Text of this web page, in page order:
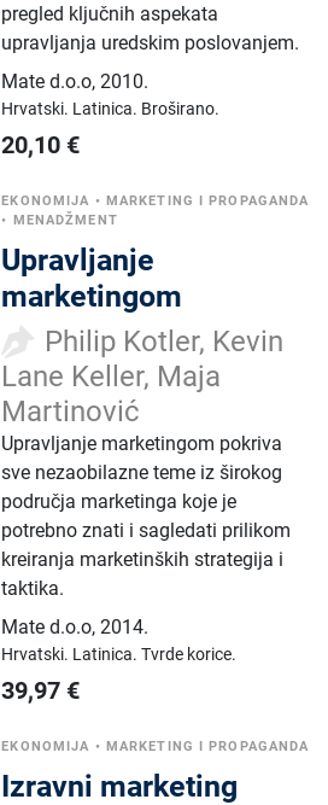
pregled ključnih aspekata
upravljanja uredskim poslovanjem.
Mate d.o.o,2010.
Hrvatski. Latinica. Broširano.
20,10 €
EKONOMIJA • MARKETING I PROPAGANDA
• MENADŽMENT
Upravljanje
marketingom
Philip Kotler, Kevin
Lane Keller, Maja
Martinović
Upravljanje marketingom pokriva
sve nezaobilazne teme iz širokog
područja marketinga koje je
potrebno znati i sagledati prilikom
kreiranja marketinških strategija i
taktika.
Mate d.o.o,2014.
Hrvatski. Latinica.Tvrde korice.
39,97 €
EKONOMIJA • MARKETING I PROPAGANDA
Izravni marketing